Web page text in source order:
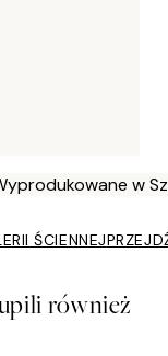
w
ŚCIENNEJ
również